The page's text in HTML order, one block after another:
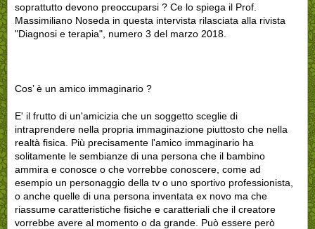
soprattutto devono preoccuparsi ? Ce lo spiega il Prof.
Massimiliano Noseda in questa intervista rilasciata alla rivista
"Diagnosi e terapia", numero 3 del marzo 2018.
Cos’ è un amico immaginario ?
E' il frutto di un'amicizia che un soggetto sceglie di
intraprendere nella propria immaginazione piuttosto che nella
realtà fisica. Più precisamente l'amico immaginario ha
solitamente le sembianze di una persona che il bambino
ammira e conosce o che vorrebbe conoscere, come ad
esempio un personaggio della tv o uno sportivo professionista,
o anche quelle di una persona inventata ex novo ma che
riassume caratteristiche fisiche e caratteriali che il creatore
vorrebbe avere al momento o da grande. Può essere però